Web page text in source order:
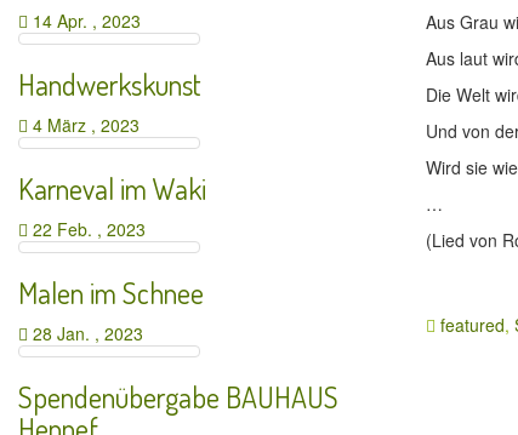
Aus Grau
Aus laut
Die Welt
Und von
Wird sie
…
(Lied von
featured,
14 Apr. , 2023
Handwerkskunst
4 März , 2023
Karneval im Waki
22 Feb. , 2023
Malen im Schnee
28 Jan. , 2023
Spendenübergabe BAUHAUS